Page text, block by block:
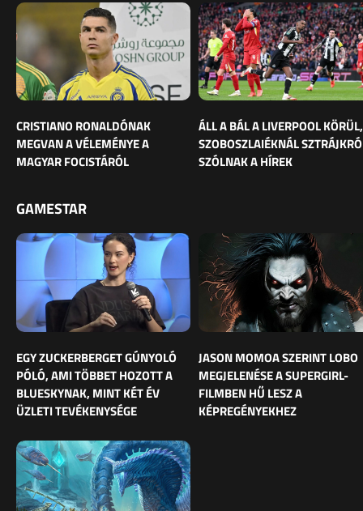
CRISTIANO RONALDÓNAK
MEGVAN A VÉLEMÉNYE A
MAGYAR FOCISTÁRÓL
ÁLL A BÁL A LIVERPOOL KÖRÜL,
SZOBOSZLAIÉKNÁL
SZÓLNAK A HÍREK
GAMESTAR
EGY ZUCKERBERGET GÚNYOLÓ
PÓLÓ, AMI TÖBBET HOZOTT A
BLUESKYNAK, MINT KÉT ÉV
ÜZLETI TEVÉKENYSÉGE
JASON MOMOA SZERINT LOBO
MEGJELENÉSE A SUPERGIRL-
FILMBEN HŰ LESZ A
KÉPREGÉNYEKHEZ